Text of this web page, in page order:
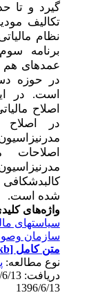
گیرد و تا
تکالیف
برنامه
عمده­ای هم
در حوزه
است. در
اصلاح
در اصلاح
اصلاحات
کالبدشکافی
شده است.
واژه‌های
سیاستهای
سازمان وصول
متن کامل[PDF 309 kb]
نوع مطالعه:
1396/6/13